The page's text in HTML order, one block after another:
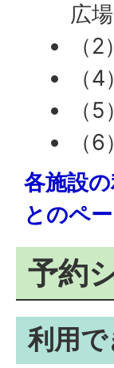
広
（
（
（
（
各施設
とのペ
予約
利用